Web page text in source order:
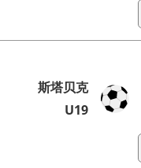
斯塔贝克
U19